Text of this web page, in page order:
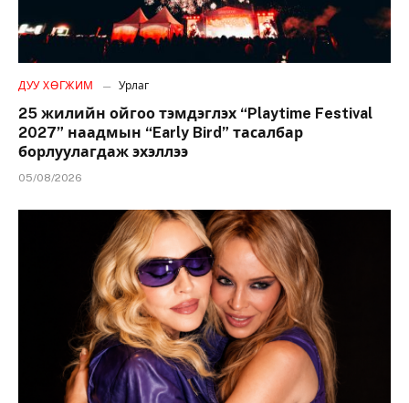
ДУУ ХӨГЖИМ Урлаг
25 жилийн ойгоо тэмдэглэх “Playtime Festival
2027” наадмын “Early Bird” тасалбар
борлуулагдаж эхэллээ
05/08/2026